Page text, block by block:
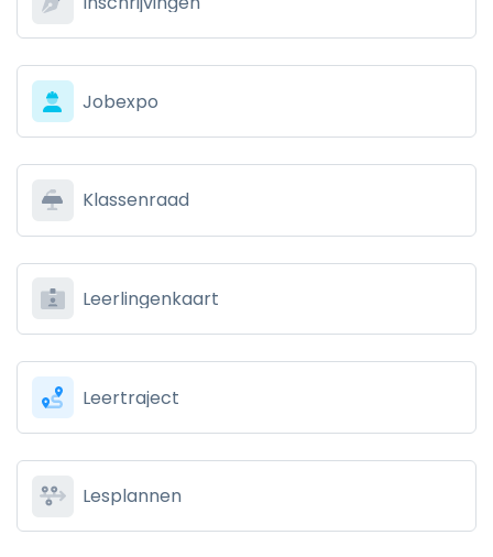
Jobexpo
Klassenraad
Leerlingenkaart
Leertraject
Lesplannen